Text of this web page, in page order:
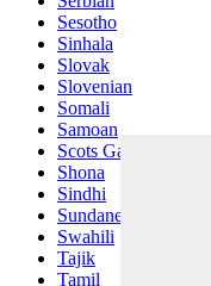
Sesotho
Sinhala
Slovak
Slovenian
Somali
Samoan
Scots Gaelic
Shona
Sindhi
Sundanese
Swahili
Tajik
Tamil